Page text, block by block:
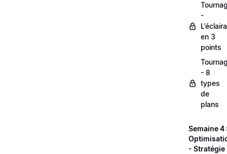
-
en 3
points
- 8
types
de
plans
Semaine 4
- Stratégie